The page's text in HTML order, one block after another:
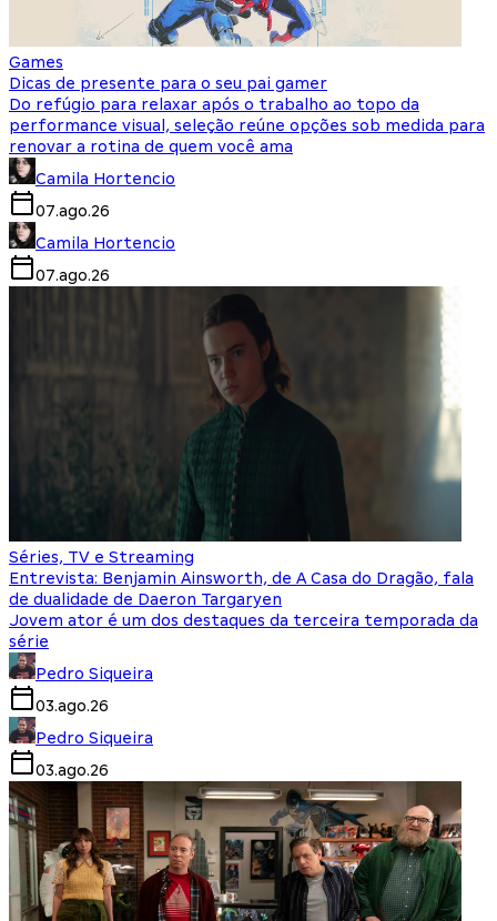
Games
Dicas de presente para o seu pai gamer
Do refúgio para relaxar após o trabalho ao topo da
performance visual, seleção reúne opções sob medida para
renovar a rotina de quem você ama
Camila Hortencio
07.ago.26
Camila Hortencio
07.ago.26
Séries, TV e Streaming
Entrevista: Benjamin Ainsworth, de A Casa do Dragão, fala
de dualidade de Daeron Targaryen
Jovem ator é um dos destaques da terceira temporada da
série
Pedro Siqueira
03.ago.26
Pedro Siqueira
03.ago.26